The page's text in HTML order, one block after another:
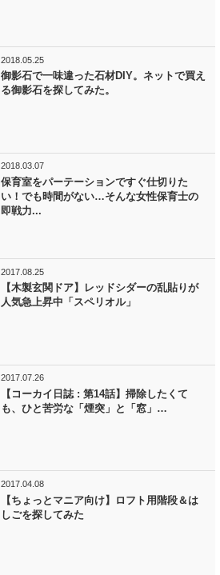
2018.05.25
御影石で一味違った石材DIY。ネットで買え
る御影石を探してみた。
2018.03.07
保育室をパーテーションですぐ仕切りた
い！でも時間がない…そんな女性保育士の
即戦力...
2017.08.25
【木製玄関ドア】レッドシダーの乱貼りが
人気急上昇中「スペリオル」
2017.07.26
【コーカイ日誌 : 第14話】掃除したくて
も、ひと苦労な「煙突」と「窓」…
2017.04.08
【ちょっとマニア向け】ロフト用階段＆は
しごを探してみた